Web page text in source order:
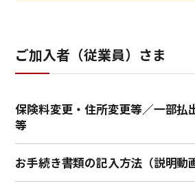
ご加入者（従業員）さま
保険料変更・住所変更等／一部払
等
お手続き書類の記入方法（説明動